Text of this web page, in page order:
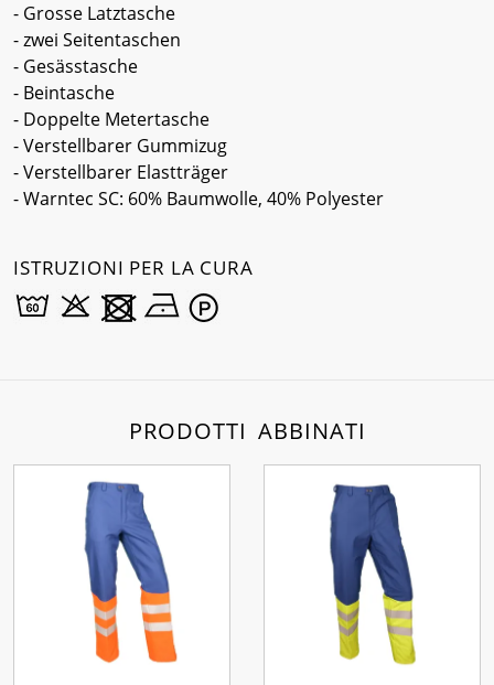
- Grosse Latztasche
- zwei Seitentaschen
- Gesässtasche
- Beintasche
- Doppelte Metertasche
- Verstellbarer Gummizug
- Verstellbarer Elastträger
- Warntec SC: 60% Baumwolle, 40% Polyester
ISTRUZIONI PER LA CURA
PRODOTTI ABBINATI